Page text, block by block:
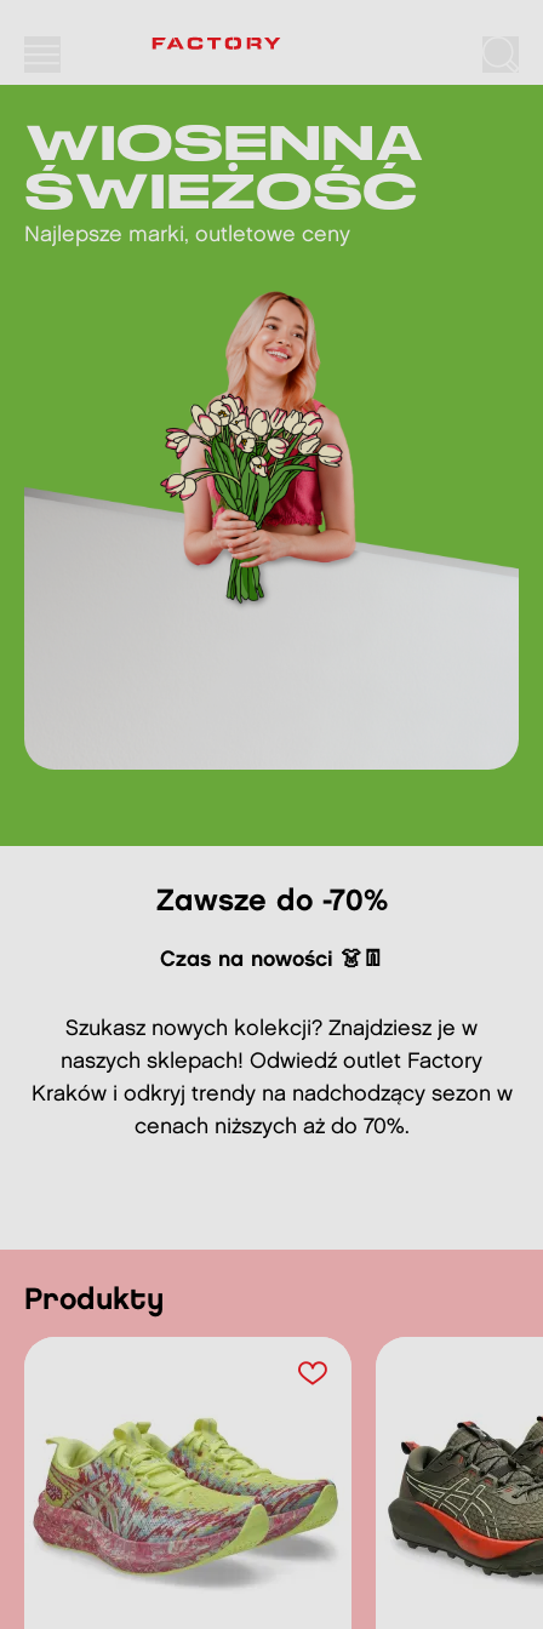
WIOSENNA
ŚWIEŻOŚĆ
Najlepsze marki, outletowe ceny
Zawsze do -70%
Czas na nowości 👗👖
Szukasz nowych kolekcji? Znajdziesz je w
naszych sklepach! Odwiedź outlet Factory
Kraków i odkryj trendy na nadchodzący sezon w
cenach niższych aż do 70%.
Produkty